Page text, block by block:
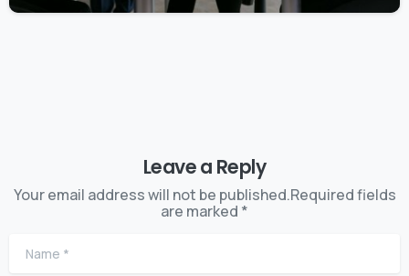
Leave a Reply
Your email address will not be published.Required fields
are marked *